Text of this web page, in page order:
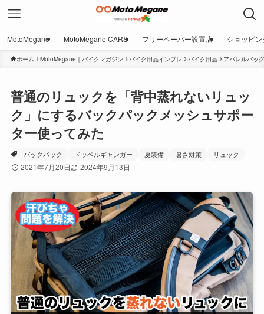
MotoMegane MotoMegane CARS フリーペーパー設置店 ショッピン
ホーム MotoMegane｜バイクマガジン バイク用品インプレ バイク用品 アパレルバッグ
普通のリュックを「背中蒸れないリュッ
ク」にするバックパックメッシュサポー
ター使ってみた
バックパック ドッペルギャンガー 夏装備 暑さ対策 リュック
2021年7月20日 2024年9月13日